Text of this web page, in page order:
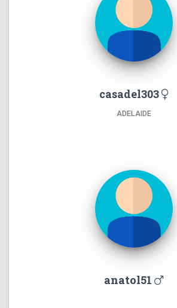
casadel303
ADELAIDE
anatol51